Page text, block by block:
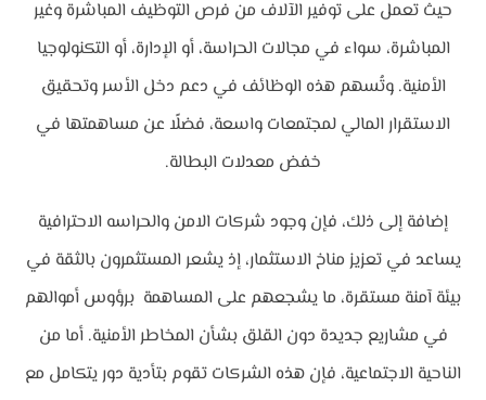
حيث تعمل على توفير الآلاف من فرص التوظيف المباشرة وغير
المباشرة، سواء في مجالات الحراسة، أو الإدارة، أو التكنولوجيا
الأمنية. وتُسهم هذه الوظائف في دعم دخل الأسر وتحقيق
الاستقرار المالي لمجتمعات واسعة، فضلًا عن مساهمتها في
خفض معدلات البطالة.
إضافة إلى ذلك، فإن وجود شركات الامن والحراسه الاحترافية
يساعد في تعزيز مناخ الاستثمار، إذ يشعر المستثمرون بالثقة في
بيئة آمنة مستقرة، ما يشجعهم على المساهمة برؤوس أموالهم
في مشاريع جديدة دون القلق بشأن المخاطر الأمنية. أما من
الناحية الاجتماعية، فإن هذه الشركات تقوم بتأدية دور يتكامل مع